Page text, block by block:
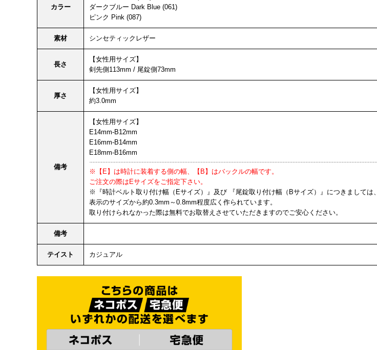
カラー
ダークブルー Dark Blue (061)
ピンク Pink (087)
素材 シンセティックレザー
長さ
【女性用サイズ】
剣先側113mm / 尾錠側73mm
厚さ
【女性用サイズ】
約3.0mm
備考
【女性用サイズ】
E14mm-B12mm
E16mm-B14mm
E18mm-B16mm
※【E】は時計に装着する側の幅、【B】はバックルの幅です。
ご注文の際はEサイズをご指定下さい。
※『時計ベルト取り付け幅（Eサイズ）』及び 『尾錠取り付け幅（Bサイズ）』につきましては、
表示のサイズから約0.3mm～0.8mm程度広く作られています。
取り付けられなかった際は無料でお取替えさせていただきますのでご安心ください。
備考
テイスト カジュアル